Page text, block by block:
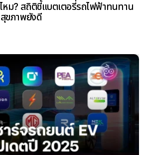
หม? สถิติชี้แบตเตอรี่รถไฟฟ้าทนทาน
ขภาพยังดี